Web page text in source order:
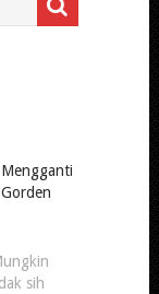
Mengganti
Gorden
sih